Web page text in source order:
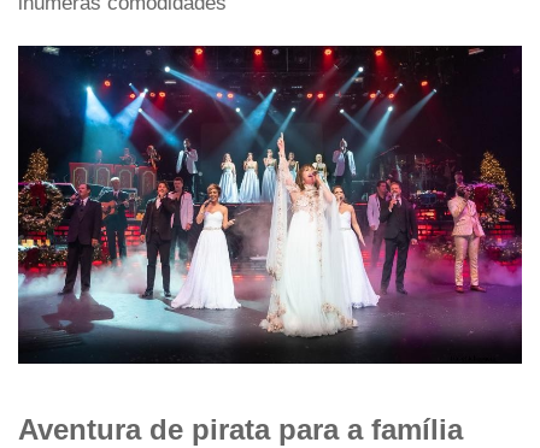
Aventura de pirata para a família